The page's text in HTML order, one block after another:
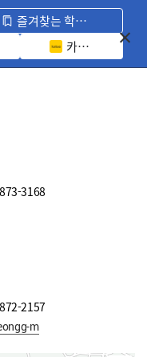
즐겨찾는 학교 모아보기
카카오톡 공유
3168
2157
m